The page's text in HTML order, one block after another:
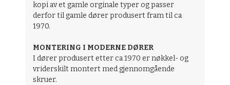
kopi av et gamle orginale typer og passer
derfor til gamle dører produsert fram til ca
1970.
MONTERING I MODERNE DØRER
I dører produsert etter ca 1970 er nøkkel- og
vriderskilt montert med gjennomgående
skruer.